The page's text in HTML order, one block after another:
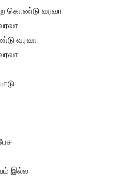
கொண்டு வரவா
வரவா
இல்ல